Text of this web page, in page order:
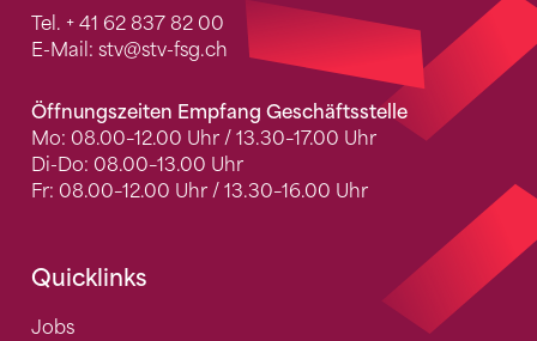
Tel. + 41 62 837 82 00
E-Mail: stv@stv-fsg.ch
Öffnungszeiten Empfang Geschäftsstelle
Mo: 08.00–12.00 Uhr / 13.30–17.00 Uhr
Di-Do: 08.00–13.00 Uhr
Fr: 08.00–12.00 Uhr / 13.30–16.00 Uhr
Quicklinks
Jobs